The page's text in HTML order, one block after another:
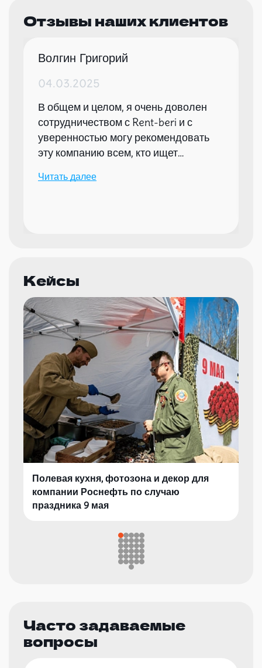
Отзывы наших клиентов
Волгин Григорий
04.03.2025
В общем и целом, я очень доволен
сотрудничеством с Rent-beri и с
уверенностью могу рекомендовать
эту компанию всем, кто ищет
мероприятий.
Читать далее
Кейсы
Полевая кухня, фотозона и декор для
компании Роснефть по случаю
праздника 9 мая
Часто задаваемые
вопросы